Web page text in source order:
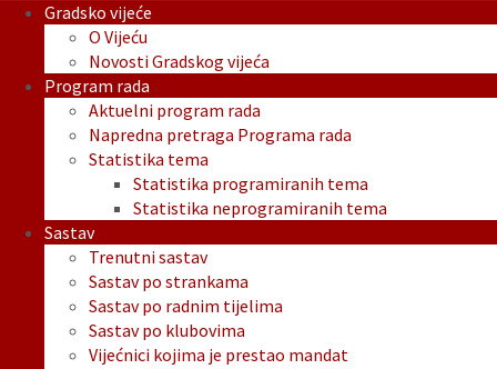
Gradsko vijeće
O Vijeću
Novosti Gradskog vijeća
Program rada
Aktuelni program rada
Napredna pretraga Programa rada
Statistika tema
Statistika programiranih tema
Statistika neprogramiranih tema
Sastav
Trenutni sastav
Sastav po strankama
Sastav po radnim tijelima
Sastav po klubovima
Vijećnici kojima je prestao mandat